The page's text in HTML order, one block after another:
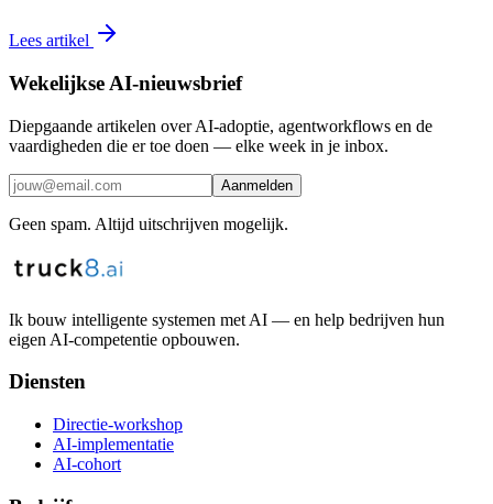
Lees artikel
Wekelijkse AI-nieuwsbrief
Diepgaande artikelen over AI-adoptie, agentworkflows en de
vaardigheden die er toe doen — elke week in je inbox.
Aanmelden
Geen spam. Altijd uitschrijven mogelijk.
Ik bouw intelligente systemen met AI — en help bedrijven hun
eigen AI-competentie opbouwen.
Diensten
Directie-workshop
AI-implementatie
AI-cohort